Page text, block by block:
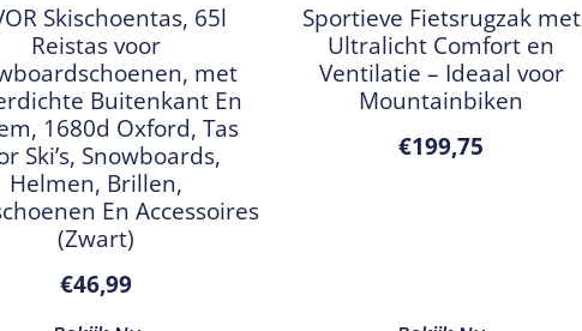
Skischoentas, 65l
Reistas voor
met
Buitenkant En
1680d Oxford, Tas
Ski’s, Snowboards,
Helmen, Brillen,
En Accessoires
(Zwart)
€46,99
Sportieve Fietsrugzak met
Ultralicht Comfort en
Ventilatie – Ideaal voor
Mountainbiken
€199,75